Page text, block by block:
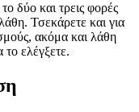
δύο και τρεις φορές
Τσεκάρετε και για
ακόμα και λάθη
ελέγξετε.